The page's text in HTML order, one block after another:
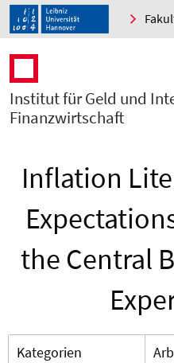
Institut für Geld und
Finanzwirtschaft
Inflation
the Central
Kategorien